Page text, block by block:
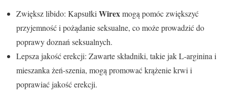
Zwiększ libido: KapsułkiWirexmogą pomóc zwiększyć
przyjemność i pożądanie seksualne, co może prowadzić do
poprawy doznań seksualnych.
Lepsza jakość erekcji: Zawarte składniki, takie jak L-arginina i
mieszanka żeń-szenia, mogą promować krążenie krwi i
poprawiać jakość erekcji.